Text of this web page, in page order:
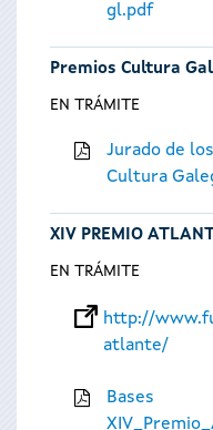
gl.pdf
Premios Cultura
EN TRÁMITE
Jurado de
Cultura
XIV PREMIO
EN TRÁMITE
http://
atlante/
Bases